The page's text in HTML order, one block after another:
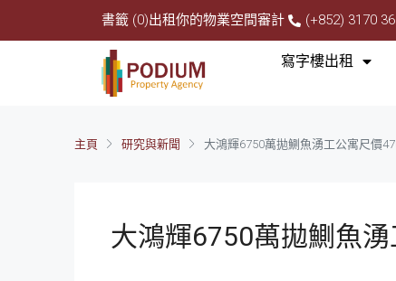
書籤 (0)出租你的物業空間審計 (+852) 3170
寫字樓出租
主頁 研究與新聞 大鴻輝6750萬拋鰂魚湧工公寓尺價
大鴻輝6750萬拋鰂魚